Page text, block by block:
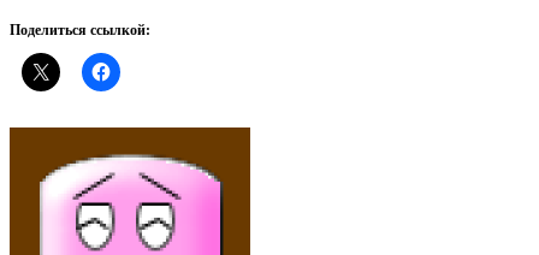
Поделиться ссылкой: